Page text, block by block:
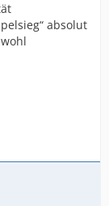
absolut